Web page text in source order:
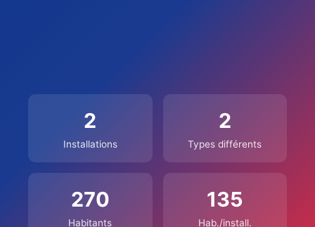
2
Installations
2
Types différents
270
Habitants
135
Hab./install.